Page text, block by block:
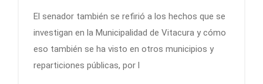
El senador también se refirió a los hechos que se
investigan en la Municipalidad de Vitacura y cómo
eso también se ha visto en otros municipios y
reparticiones públicas, por l